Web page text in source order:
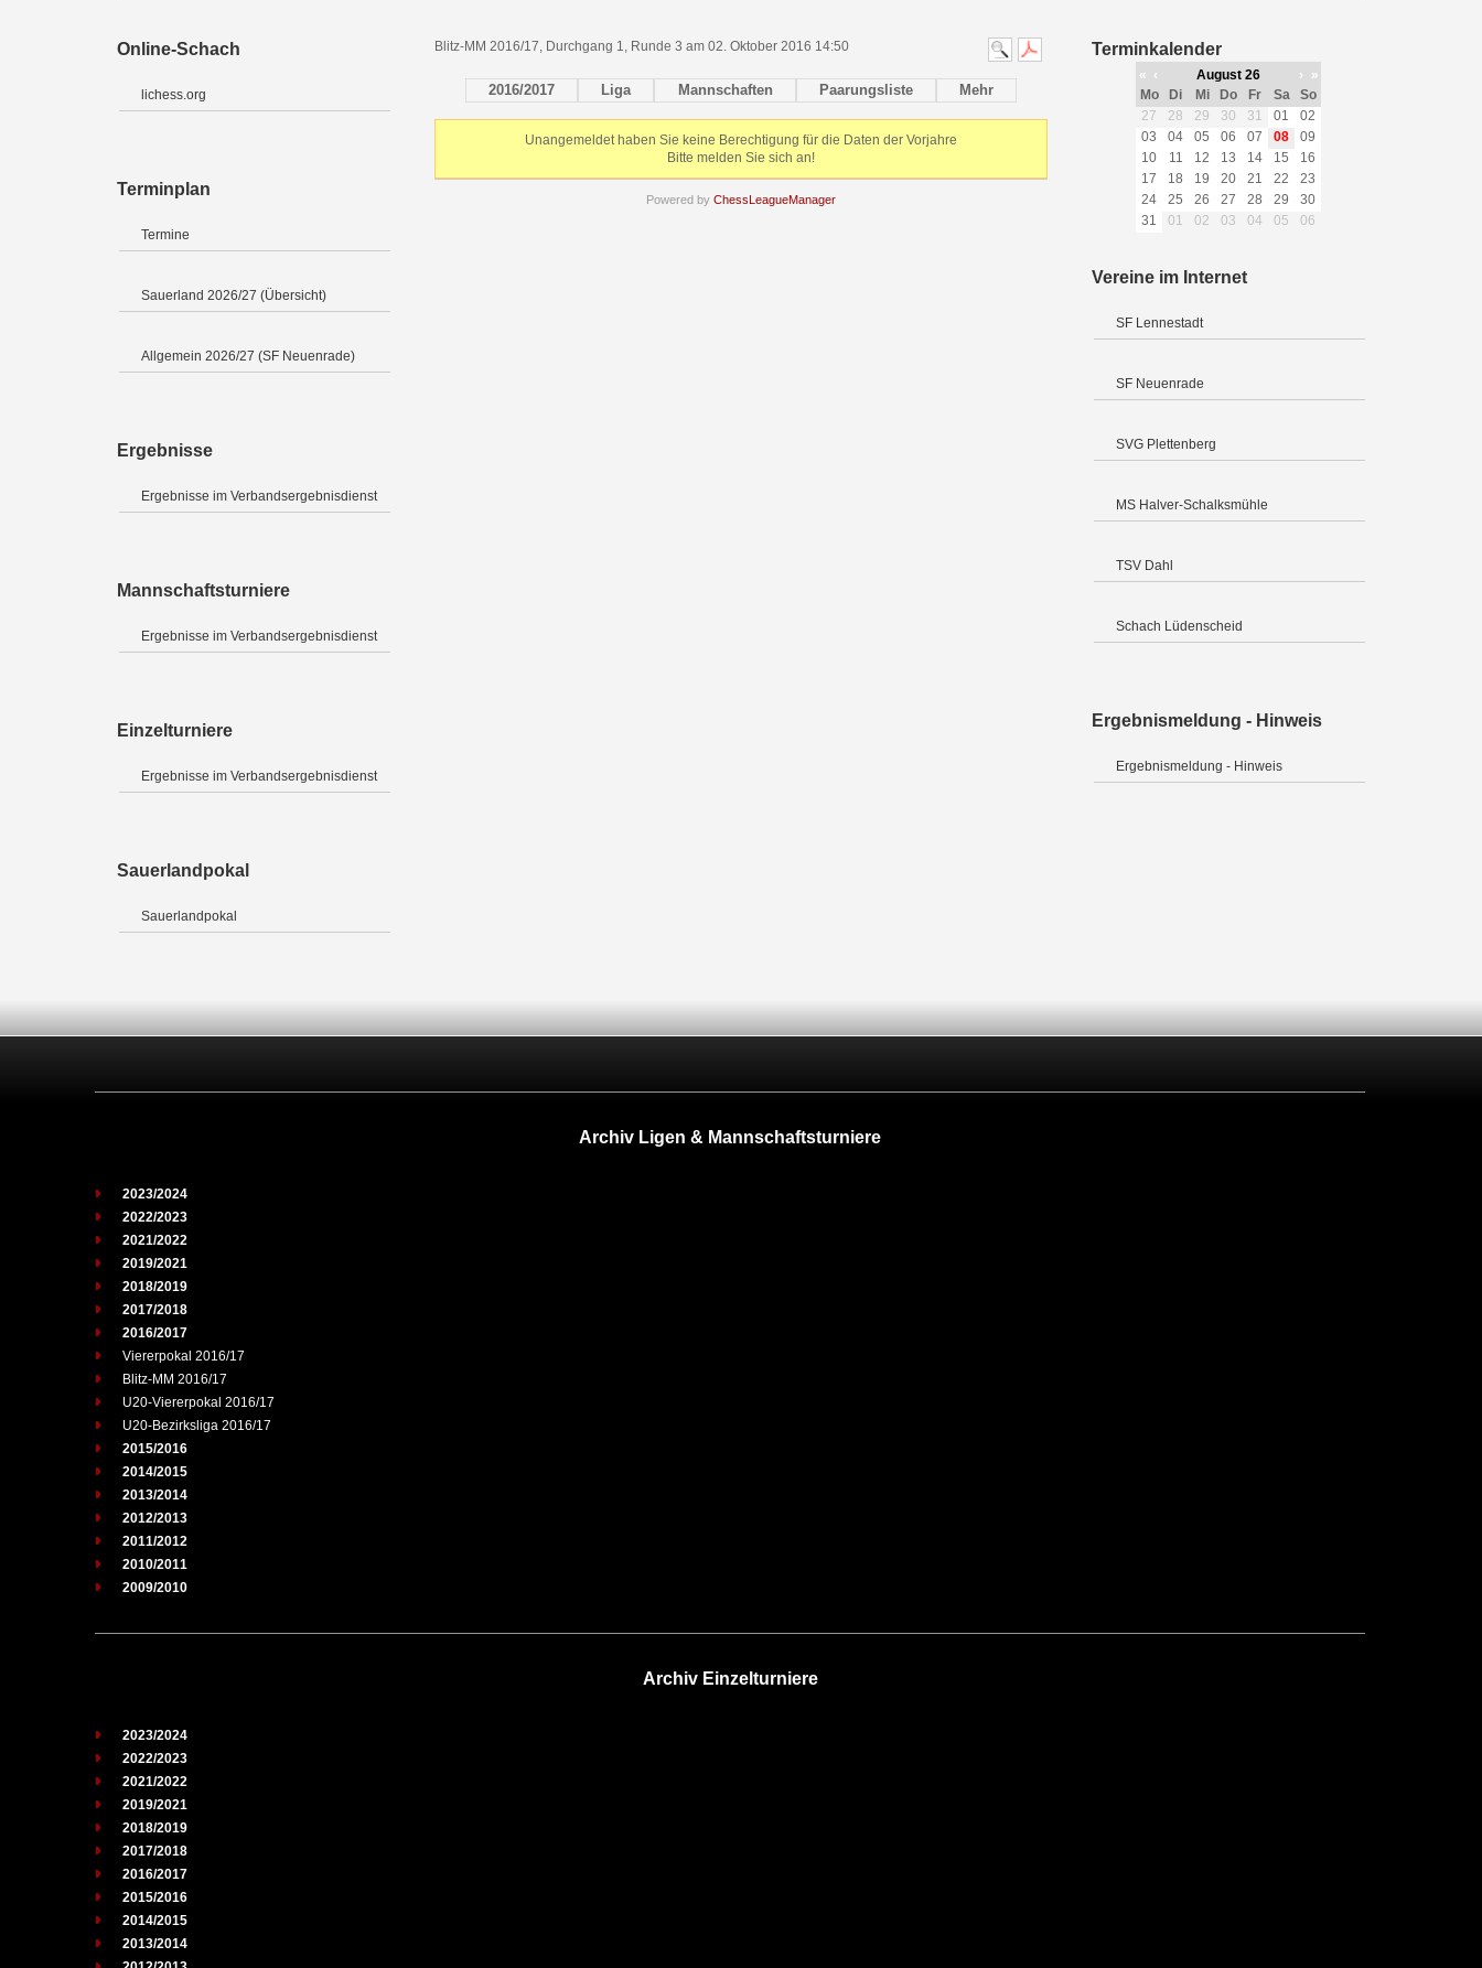
Online-Schach
lichess.org
Terminplan
Termine
Sauerland 2026/27 (Übersicht)
Allgemein 2026/27 (SF Neuenrade)
Ergebnisse
Ergebnisse im Verbandsergebnisdienst
Mannschaftsturniere
Ergebnisse im Verbandsergebnisdienst
Einzelturniere
Ergebnisse im Verbandsergebnisdienst
Sauerlandpokal
Sauerlandpokal
Blitz-MM 2016/17, Durchgang 1, Runde 3 am 02. Oktober 2016 14:50
2016/2017 Liga Mannschaften Paarungsliste Mehr
Unangemeldet haben Sie keine Berechtigung für die Daten der Vorjahre
Bitte melden Sie sich an!
Powered by ChessLeagueManager
Terminkalender
« ‹ August 26 ›
»
Mo
Di Mi Do Fr Sa
So
27
28 29 30 31 01
02
03
04 05 06 07 08
09
10
11 12 13 14 15
16
17
18 19 20 21 22
23
24
25 26 27 28 29
30
31
01 02 03 04 05 06
Vereine im Internet
SF Lennestadt
SF Neuenrade
SVG Plettenberg
MS Halver-Schalksmühle
TSV Dahl
Schach Lüdenscheid
Ergebnismeldung - Hinweis
Ergebnismeldung - Hinweis
Archiv Ligen & Mannschaftsturniere
2023/2024
2022/2023
2021/2022
2019/2021
2018/2019
2017/2018
2016/2017
Viererpokal 2016/17
Blitz-MM 2016/17
U20-Viererpokal 2016/17
U20-Bezirksliga 2016/17
2015/2016
2014/2015
2013/2014
2012/2013
2011/2012
2010/2011
2009/2010
Archiv Einzelturniere
2023/2024
2022/2023
2021/2022
2019/2021
2018/2019
2017/2018
2016/2017
2015/2016
2014/2015
2013/2014